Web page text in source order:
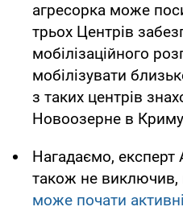
агресорка може
трьох Центрів
мобілізаційного
мобілізувати
з таких центрів
Новоозерне в
Нагадаємо,
також не виключив,
може почати